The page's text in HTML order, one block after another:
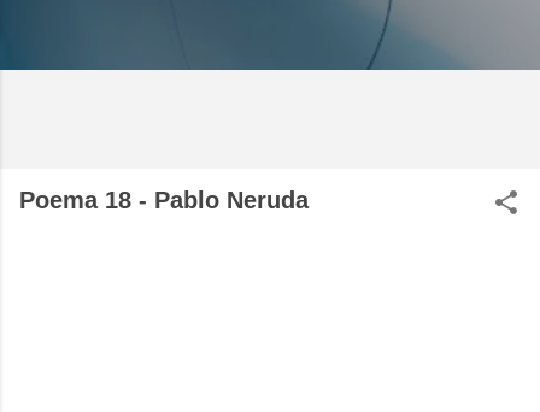
Poema 18 - Pablo Neruda